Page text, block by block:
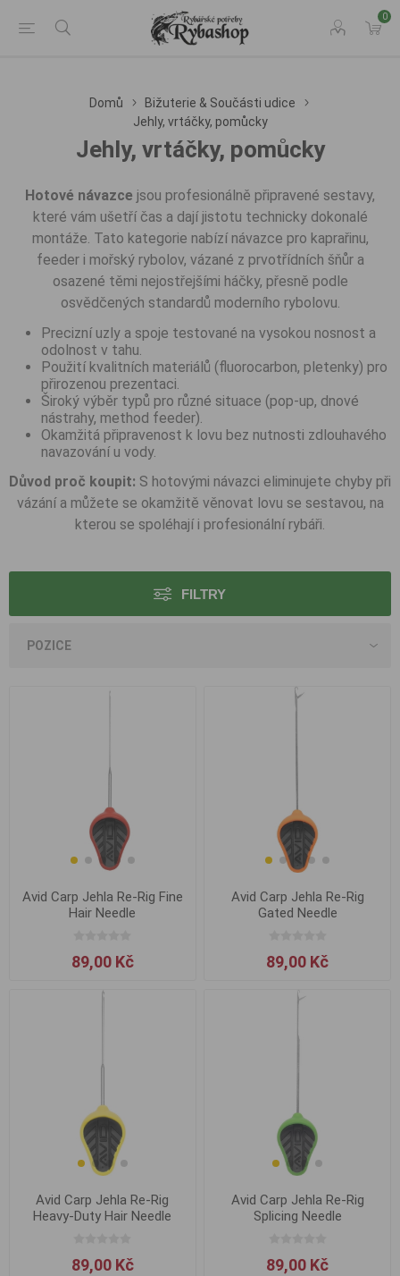
0
Domů
Bižuterie & Součásti udice
Jehly, vrtáčky, pomůcky
Jehly, vrtáčky, pomůcky
Hotové návazce jsou profesionálně připravené sestavy,
které vám ušetří čas a dají jistotu technicky dokonalé
montáže. Tato kategorie nabízí návazce pro kaprařinu,
feeder i mořský rybolov, vázané z prvotřídních šňůr a
osazené těmi nejostřejšími háčky, přesně podle
osvědčených standardů moderního rybolovu.
Precizní uzly a spoje testované na vysokou nosnost a
odolnost v tahu.
Použití kvalitních materiálů (fluorocarbon, pletenky) pro
přirozenou prezentaci.
Široký výběr typů pro různé situace (pop-up, dnové
nástrahy, method feeder).
Okamžitá připravenost k lovu bez nutnosti zdlouhavého
navazování u vody.
Důvod proč koupit: S hotovými návazci eliminujete chyby při
vázání a můžete se okamžitě věnovat lovu se sestavou, na
kterou se spoléhají i profesionální rybáři.
FILTRY
Avid Carp Jehla Re-Rig Fine
Hair Needle
89,00 Kč
Avid Carp Jehla Re-Rig
Gated Needle
89,00 Kč
Avid Carp Jehla Re-Rig
Heavy-Duty Hair Needle
89,00 Kč
Avid Carp Jehla Re-Rig
Splicing Needle
89,00 Kč